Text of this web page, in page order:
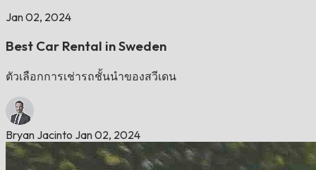
Jan 02, 2024
Best Car Rental in Sweden
ตัวเลือกการเช่ารถชั้นนำของสวีเดน
Bryan Jacinto Jan 02, 2024